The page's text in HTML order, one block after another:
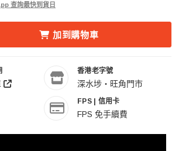
查詢最快到貨日
SELFIE SCREEN WITH LIGHT 手機
SNAP SELFIE SCREEN WITH
加到購物車
香港老字號
深水埗・旺角門市
FPS | 信用卡
FPS 免手續費